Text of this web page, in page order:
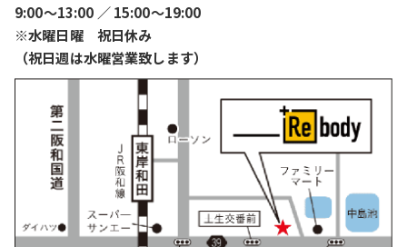
9:00〜13:00 ／ 15:00〜19:00
※水曜日曜 祝日休み
（祝日週は水曜営業致します）